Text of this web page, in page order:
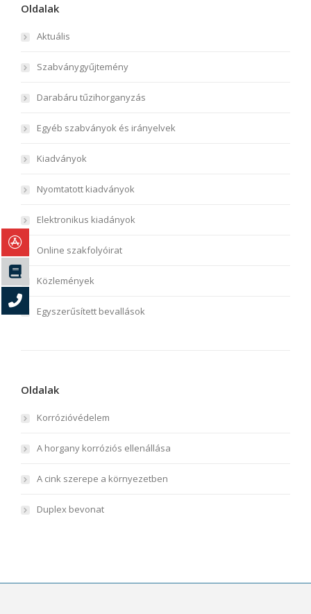
Oldalak
Aktuális
Szabványgyűjtemény
Darabáru tűzihorganyzás
Egyéb szabványok és irányelvek
Kiadványok
Nyomtatott kiadványok
Elektronikus kiadányok
Online szakfolyóirat
Közlemények
Egyszerűsített bevallások
Oldalak
Korrózióvédelem
A horgany korróziós ellenállása
A cink szerepe a környezetben
Duplex bevonat